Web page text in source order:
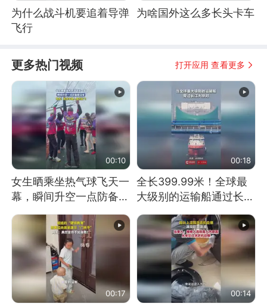
为什么战斗机要追着导弹
飞行
为啥国外这么多长头卡车
更多热门视频 打开应用 查看更多
00:10
女生晒乘坐热气球飞天一
幕，瞬间升空一点防备都
00:18
全长399.99米！全球最
大级别的运输船通过长江
00:17 00:14